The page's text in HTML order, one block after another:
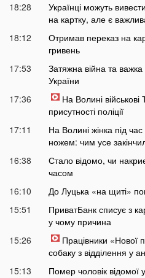
18:28
Українці можуть
на картку, але є
18:12
Отримав переказ на
гривень
17:53
Затяжна війна та
України
17:36
На Волині
присутності поліції
17:11
На Волині жінка під
ножем: чим усе
16:38
Стало відомо, чи
часом
16:10
До Луцька «на щиті»
15:51
ПриватБанк списує з
у чому причина
15:26
Працівники
собаку з відділення у
15:13
Помер чоловік відомої